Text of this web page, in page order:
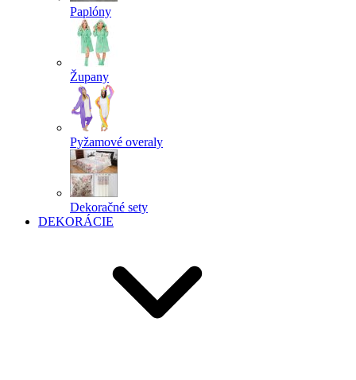
Paplóny
Župany
Pyžamové overaly
Dekoračné sety
DEKORÁCIE